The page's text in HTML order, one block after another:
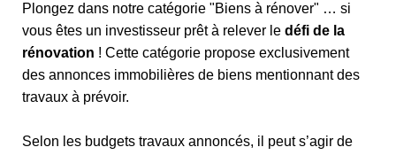
Plongez dans notre catégorie "Biens à rénover" … si
vous êtes un investisseur prêt à relever le défi de la
rénovation ! Cette catégorie propose exclusivement
des annonces immobilières de biens mentionnant des
travaux à prévoir.
Selon les budgets travaux annoncés, il peut s’agir de